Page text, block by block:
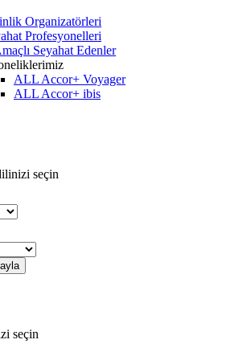
Organizatörleri
Profesyonelleri
Seyahat Edenler
ALL Accor+ Voyager
ALL Accor+ ibis
seçin
seçin